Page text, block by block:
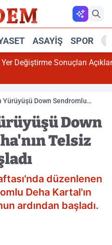
ASAYIŞ SPOR
Sonuçları Açıklandı
Down Sendromlu
Down
Telsiz
düzenlenen
Deha Kartal'ın
ardından başladı.